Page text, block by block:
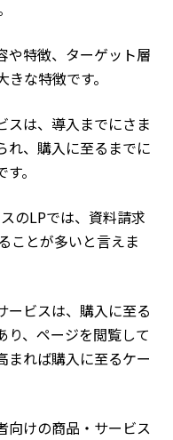
や特徴、ターゲット層
な特徴です。
スは、導入までにさま
れ、購入に至るまでに
。
のLPでは、資料請求
ことが多いと言えま
ービスは、購入に至る
り、ページを閲覧して
まれば購入に至るケー
向けの商品・サービス